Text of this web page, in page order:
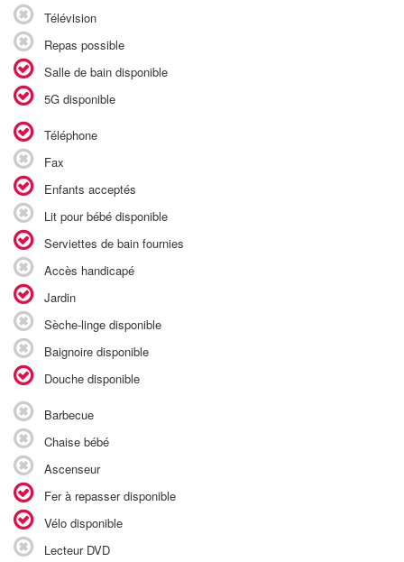
Télévision
Repas possible
Salle de bain disponible
5G disponible
Téléphone
Fax
Enfants acceptés
Lit pour bébé disponible
Serviettes de bain fournies
Accès handicapé
Jardin
Sèche-linge disponible
Baignoire disponible
Douche disponible
Barbecue
Chaise bébé
Ascenseur
Fer à repasser disponible
Vélo disponible
Lecteur DVD